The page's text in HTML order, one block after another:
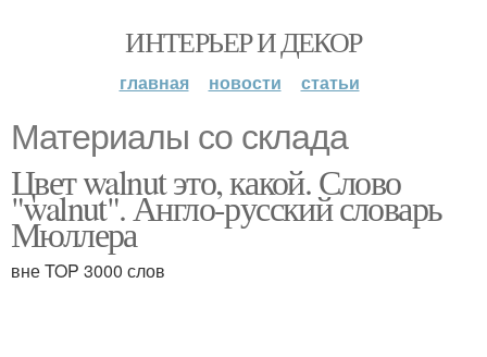
ИНТЕРЬЕР И ДЕКОР
главная новости статьи
Материалы со склада
Цвет walnut это, какой. Слово
"walnut". Англо-русский словарь
Мюллера
вне TOP 3000 слов